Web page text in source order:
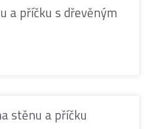
a příčku s dřevěným
stěnu a příčku